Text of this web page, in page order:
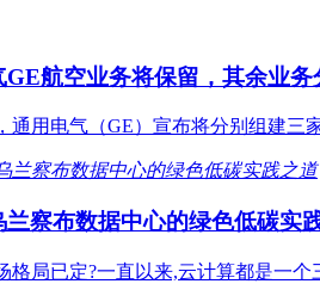
GE航空业务将保留，其余业务
通用电气（GE）宣布将分别组建
兰察布数据中心的绿色低碳实
格局已定?一直以来,云计算都是一